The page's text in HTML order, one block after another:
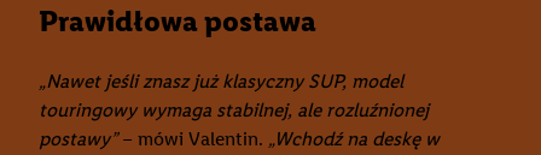
Prawidłowa postawa
„Nawet jeśli znasz już klasyczny SUP, model
touringowy wymaga stabilnej, ale rozluźnionej
postawy”– mówi Valentin. „Wchodź na deskę w